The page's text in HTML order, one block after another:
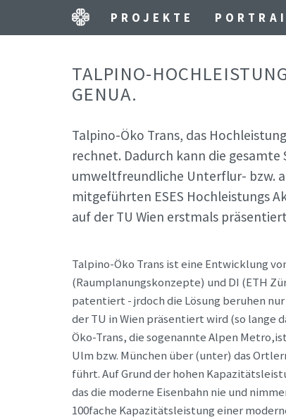
PROJEKTE
TALPINO-
GENUA.
Talpino-Öko Trans, das
rechnet. Dadurch kann die gesamte
umweltfreundliche Unterflur- bzw.
mitgeführten ESES Hochleistungs
auf der TU Wien erstmals
Talpino-Öko Trans ist eine Entwicklung
(Raumplanungskonzepte) und DI (ETH
patentiert - jrdoch die Lösung beruhen
der TU in Wien präsentiert wird (so lange
Öko-Trans, die sogenannte Alpen
Ulm bzw. München über (unter) das
führt. Auf Grund der hohen
das die moderne Eisenbahn nie und
100fache Kapazitätsleistung einer